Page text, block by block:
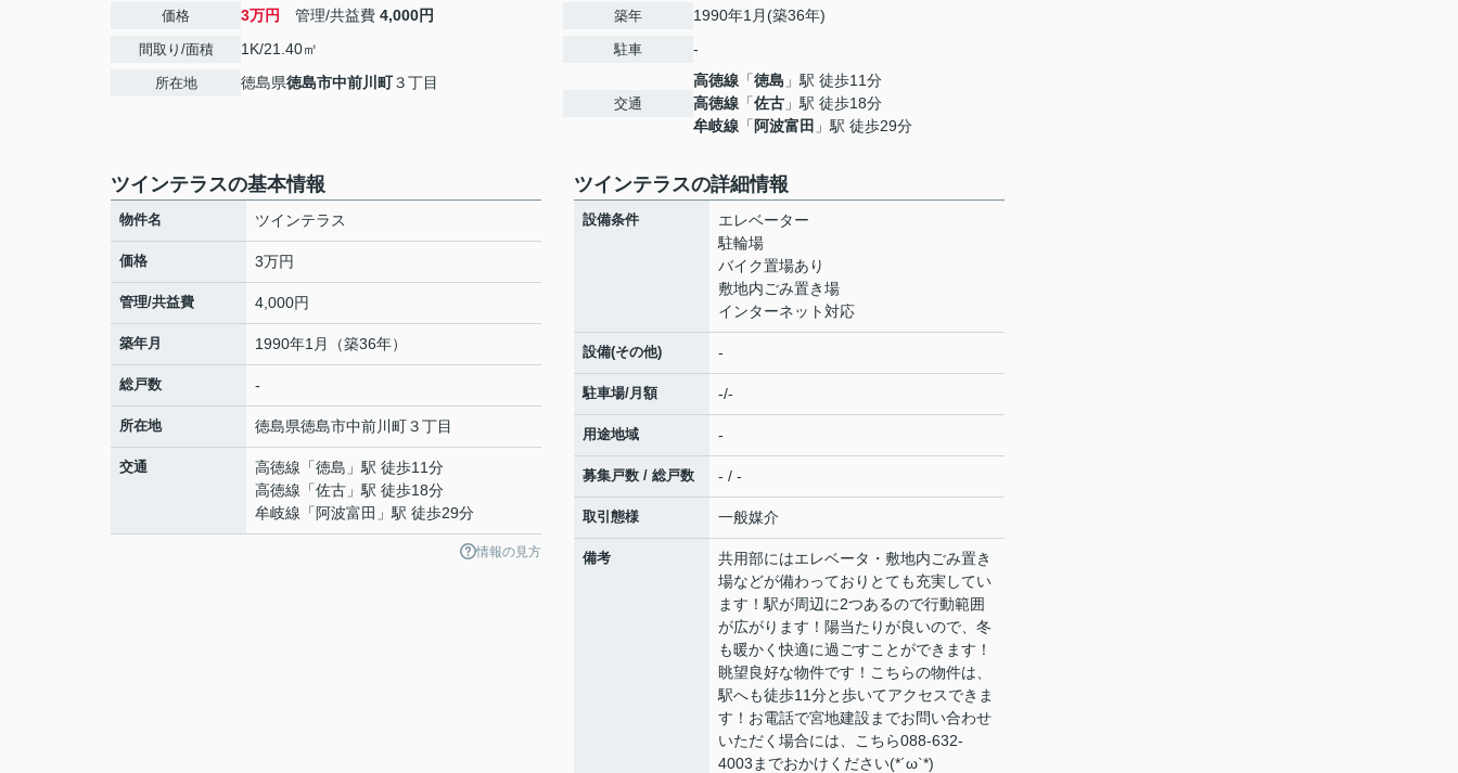
価格 3万円 管理/共益費 4,000円
間取り/面積 1K/21.40㎡
所在地 徳島県徳島市中前川町３丁目
築年 1990年1月(築36年)
駐車 -
交通
高徳線 「徳島 」駅 徒歩11分
高徳線 「佐古 」駅 徒歩18分
牟岐線 「 阿波富田 」駅 徒歩29分
ツインテラスの基本情報
物件名 ツインテラス
価格 3万円
管理/共益費 4,000円
築年月 1990年1月（築36年）
総戸数 -
所在地 徳島県徳島市中前川町３丁目
交通 高徳線 「徳島 」駅 徒歩11分
高徳線 「佐古 」駅 徒歩18分
牟岐線 「 阿波富田 」駅 徒歩29分
情報の見方
ツインテラスの詳細情報
設備条件
エレベーター
駐輪場
バイク置場あり
敷地内ごみ置き場
インターネット対応
設備(その他) -
駐車場/月額 -/-
用途地域 -
募集戸数 / 総戸数 - / -
取引態様 一般媒介
備考
共用部にはエレベータ・敷地内ごみ置き
場などが備わっておりとても充実してい
ます！駅が周辺に2つあるので行動範囲
が広がります！陽当たりが良いので、冬
も暖かく快適に過ごすことができます！
眺望良好な物件です！こちらの物件は、
駅へも徒歩11分と歩いてアクセスできま
す！お電話で宮地建設までお問い合わせ
いただく場合には、こちら088-632-
4003までおかけください(*´ω`*)